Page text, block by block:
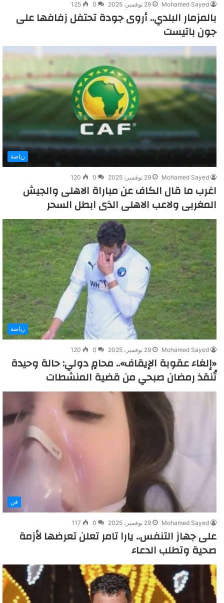
Mohamed Sayed 29 نوفمبر، 2025 0
125
بالمزمار البلدي.. أروى جودة تحتفل زفافها على
جون باتيست
رياضة
Mohamed Sayed 29 نوفمبر، 2025 0
120
اغرب ما قال الكاف عن مباراة الاهلى والجيش
المغربى ولاعب الاهلى الذى ابطل السحر
رياضة
Mohamed Sayed 29 نوفمبر، 2025 0
120
«إلغاء عقوبة الإيقاف».. محامٍ دولي: حالة وحيدة
تُنقذ رمضان صبحي من قضية المنشطات
فن
Mohamed Sayed 29 نوفمبر، 2025 0
117
على جهاز التنفس.. يارا تامر تعلن تعرضها لأزمة
صحية وتطلب الدعاء